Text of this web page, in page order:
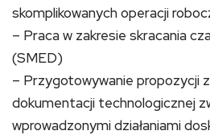
skomplikowanych operacji
– Praca w zakresie skracania
(SMED)
– Przygotowywanie propozycji
dokumentacji technologicznej
wprowadzonymi działaniami